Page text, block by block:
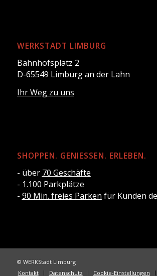
WERKSTADT LIMBURG
Bahnhofsplatz 2
D-65549 Limburg an der Lahn
Ihr Weg zu uns
SHOPPEN. GENIESSEN. ERLEBEN.
- über 70 Geschäfte
- 1.100 Parkplätze
- 90 Min. freies Parken für Kunden
© WERKStadt Limburg
Kontakt
Datenschutz Cookie-Einstellungen